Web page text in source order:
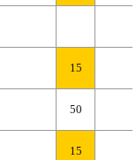
15
50
15